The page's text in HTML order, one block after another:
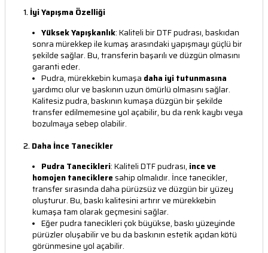
1.İyi Yapışma Özelliği
Yüksek Yapışkanlık: Kaliteli bir DTF pudrası, baskıdan
sonra mürekkep ile kumaş arasındaki yapışmayı güçlü bir
şekilde sağlar. Bu, transferin başarılı ve düzgün olmasını
garanti eder.
Pudra, mürekkebin kumaşa daha iyi tutunmasına
yardımcı olur ve baskının uzun ömürlü olmasını sağlar.
Kalitesiz pudra, baskının kumaşa düzgün bir şekilde
transfer edilmemesine yol açabilir, bu da renk kaybı veya
bozulmaya sebep olabilir.
2.Daha İnce Tanecikler
Pudra Tanecikleri: Kaliteli DTF pudrası, ince ve
homojen taneciklere sahip olmalıdır. İnce tanecikler,
transfer sırasında daha pürüzsüz ve düzgün bir yüzey
oluşturur. Bu, baskı kalitesini artırır ve mürekkebin
kumaşa tam olarak geçmesini sağlar.
Eğer pudra tanecikleri çok büyükse, baskı yüzeyinde
pürüzler oluşabilir ve bu da baskının estetik açıdan kötü
görünmesine yol açabilir.